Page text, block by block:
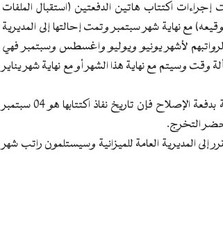
اكتتاب هاتين الدفعتين (استقبال الملفات
مع نهاية شهر سبتمبر وتمت إحالتها إلى المديرية
لرواتبهم لأشهر يونيو ويوليو واغسطس وسبتمبر فهي
وسيتم مع نهاية هذا الشهر أو مع نهاية شهر يناير
بالنسبة للدفعة الثانية من خريجي مدارس تكوين المعلمين والمعروفة بدفعة الإصلاح فإن تاريخ نفاذ اكتتابها هو 04 سبتمبر
المديرية العامة للميزانية وسيستلمون راتب شهر